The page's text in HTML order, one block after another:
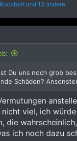
Rockbert und 13 andere
Du uns noch grob
Schäden?
nicht viel, ich
die
ich noch dazu